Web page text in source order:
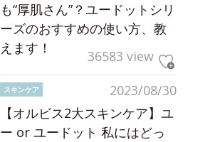
も“厚肌さん”？ユードットシリ
ーズのおすすめの使い方、教
えます！
36583 view
2023/08/30
スキンケア
【オルビス2大スキンケア】ユ
ー or ユードット 私にはどっ